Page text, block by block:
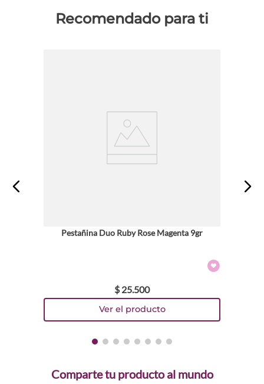
Recomendado para ti
Pestañina Duo Ruby Rose Magenta 9gr
$ 25.500
Comparte